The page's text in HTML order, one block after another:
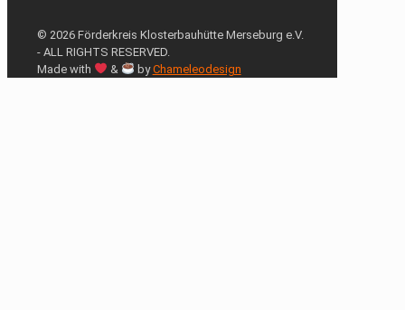
© 2026 Förderkreis Klosterbauhütte Merseburg e.V.
- ALL RIGHTS RESERVED.
Made with
& byChameleodesign